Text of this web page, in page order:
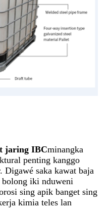
jaring IBCminangka
penting kanggo
Digawé saka kawat baja
iki nduweni
sing apik banget sing
kimia teles lan